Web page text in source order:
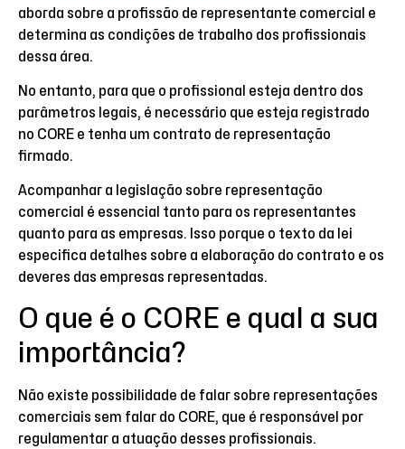
aborda sobre a profissão de representante comercial e
determina as condições de trabalho dos profissionais
dessa área.
No entanto, para que o profissional esteja dentro dos
parâmetros legais, é necessário que esteja registrado
no CORE e tenha um contrato de representação
firmado.
Acompanhar a legislação sobre representação
comercial é essencial tanto para os representantes
quanto para as empresas. Isso porque o texto da lei
especifica detalhes sobre a elaboração do contrato e os
deveres das empresas representadas.
O que é o CORE e qual a sua
importância?
Não existe possibilidade de falar sobre representações
comerciais sem falar do CORE, que é responsável por
regulamentar a atuação desses profissionais.